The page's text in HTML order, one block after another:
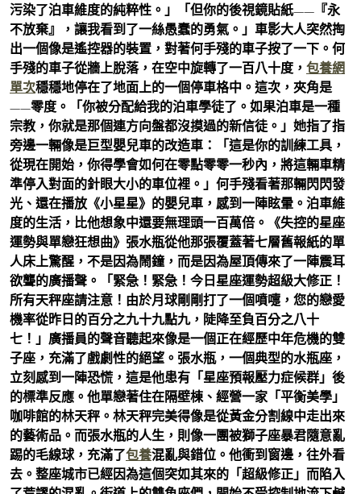
污染了泊車維度的純粹性。」「但你的後視鏡貼紙——『永
不放棄』，讓我看到了一絲愚蠢的勇氣。」車影大人突然掏
出一個像是遙控器的裝置，對著何手殘的車子按了一下。何
手殘的車子從牆上脫落，在空中旋轉了一百八十度， 包養網
單次穩穩地停在了地面上的一個停車格中。這次，夾角是
——零度。「你被分配給我的泊車學徒了。如果泊車是一種
宗教，你就是那個連方向盤都沒摸過的新信徒。」她指了指
旁邊一輛像是巨型嬰兒車的改造車：「這是你的訓練工具，
從現在開始，你得學會如何在零點零零一秒內，將這輛車精
準停入對面的針眼大小的車位裡。」何手殘看著那輛閃閃發
光、還在播放《小星星》的嬰兒車，感到一陣眩暈。泊車維
度的生活，比他想象中還要無理頭一百萬倍。《失控的星座
運勢與單戀狂想曲》張水瓶從他那張覆蓋著七層舊報紙的單
人床上驚醒，不是因為鬧鐘，而是因為屋頂傳來了一陣震耳
欲聾的廣播聲。「緊急！緊急！今日星座運勢超級大修正！
所有天秤座請注意！由於月球剛剛打了一個噴嚏，您的戀愛
機率從昨日的百分之九十九點九，陡降至負百分之八十
七！」廣播員的聲音聽起來像是一個正在經歷中年危機的雙
子座，充滿了戲劇性的絕望。張水瓶，一個典型的水瓶座，
立刻感到一陣恐慌，這是他患有「星座預報壓力症候群」後
的標準反應。他單戀著住在隔壁棟、經營一家「平衡美學」
咖啡館的林天秤。林天秤完美得像是從黃金分割線中走出來
的藝術品。而張水瓶的人生，則像一團被獅子座暴君隨意亂
踢的毛線球，充滿了包養混亂與錯位。他衝到窗邊，往外看
去。整座城市已經因為這個突如其來的「超級修正」而陷入